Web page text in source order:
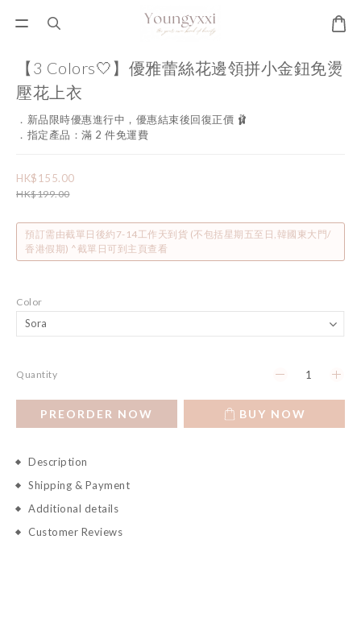
【3 Colors🤍】優雅蕾絲花邊領拼小金鈕免燙
壓花上衣
．新品限時優惠進行中，優惠結束後回復正價 🩰
．指定產品：滿 2 件免運費
HK$155.00
HK$199.00
預訂需由截單日後約7-14工作天到貨 (不包括星期五至日,韓國東大門/
香港假期) ^截單日可到主頁查看
Color
Quantity
PREORDER NOW BUY NOW
Description
Shipping & Payment
Additional details
Customer Reviews